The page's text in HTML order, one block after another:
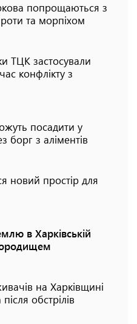
попрощаються з
та морпіхом
ТЦК застосували
конфлікту з
посадити у
борг з аліментів
новий простір для
в Харківській
на Харківщині
обстрілів